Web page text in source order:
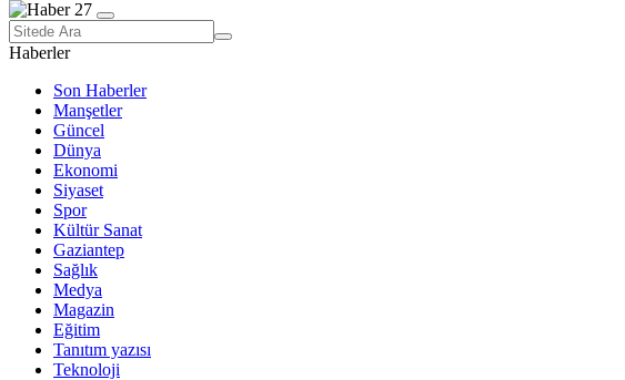
Haberler
Son Haberler
Manşetler
Güncel
Dünya
Ekonomi
Siyaset
Spor
Kültür Sanat
Gaziantep
Sağlık
Medya
Magazin
Eğitim
Tanıtım yazısı
Teknoloji